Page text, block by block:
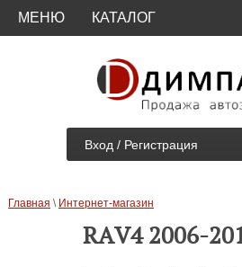
МЕНЮ КАТАЛОГ
Вход / Регистрация
Главная \ Интернет-магазин
RAV4 2006-